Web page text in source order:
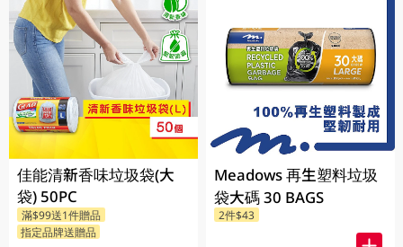
佳能清新香味垃圾袋(大
袋) 50PC
滿$99送1件贈品
指定品牌送贈品
Meadows 再生塑料垃圾
袋大碼 30 BAGS
2件$43